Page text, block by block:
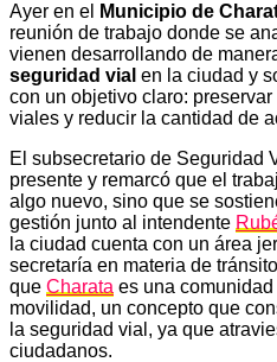
Ayer en el Municipio de
reunión de trabajo donde se
vienen desarrollando de
seguridad vial en la ciudad y
con un objetivo claro:
viales y reducir la cantidad de
El subsecretario de Seguridad
presente y remarcó que el
algo nuevo, sino que se
gestión junto al intendente
la ciudad cuenta con un área
secretaría en materia de
que Charata es una
movilidad, un concepto que
la seguridad vial, ya que
ciudadanos.